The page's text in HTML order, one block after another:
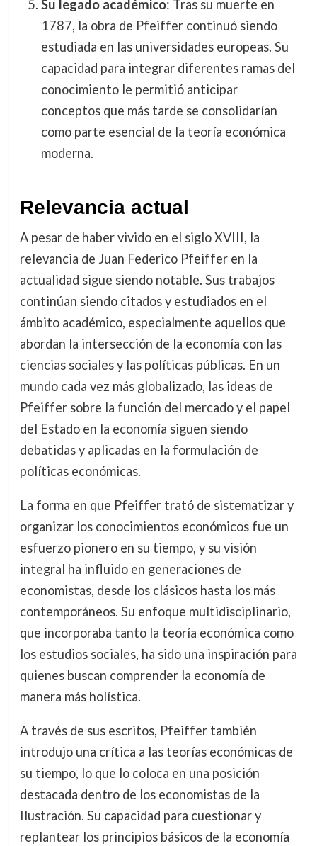
Su legado académico: Tras su muerte en
1787, la obra de Pfeiffer continuó siendo
estudiada en las universidades europeas. Su
capacidad para integrar diferentes ramas del
conocimiento le permitió anticipar
conceptos que más tarde se consolidarían
como parte esencial de la teoría económica
moderna.
Relevancia actual
A pesar de haber vivido en el siglo XVIII, la
relevancia de Juan Federico Pfeiffer en la
actualidad sigue siendo notable. Sus trabajos
continúan siendo citados y estudiados en el
ámbito académico, especialmente aquellos que
abordan la intersección de la economía con las
ciencias sociales y las políticas públicas. En un
mundo cada vez más globalizado, las ideas de
Pfeiffer sobre la función del mercado y el papel
del Estado en la economía siguen siendo
debatidas y aplicadas en la formulación de
políticas económicas.
La forma en que Pfeiffer trató de sistematizar y
organizar los conocimientos económicos fue un
esfuerzo pionero en su tiempo, y su visión
integral ha influido en generaciones de
economistas, desde los clásicos hasta los más
contemporáneos. Su enfoque multidisciplinario,
que incorporaba tanto la teoría económica como
los estudios sociales, ha sido una inspiración para
quienes buscan comprender la economía de
manera más holística.
A través de sus escritos, Pfeiffer también
introdujo una crítica a las teorías económicas de
su tiempo, lo que lo coloca en una posición
destacada dentro de los economistas de la
Ilustración. Su capacidad para cuestionar y
replantear los principios básicos de la economía